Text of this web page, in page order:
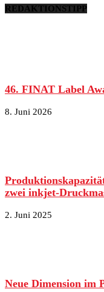
REDAKTIONSTIPP
46. FINAT Label
8. Juni 2026
zwei inkjet-
2. Juni 2025
Neue Dimension im